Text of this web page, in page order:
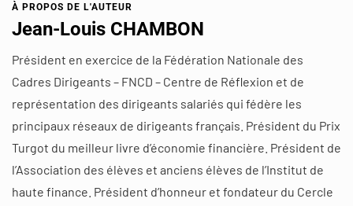
À PROPOS DE L'AUTEUR
Jean-Louis CHAMBON
Président en exercice de la Fédération Nationale des
Cadres Dirigeants – FNCD – Centre de Réflexion et de
représentation des dirigeants salariés qui fédère les
principaux réseaux de dirigeants français. Président du Prix
Turgot du meilleur livre d’économie financière. Président de
l’Association des élèves et anciens élèves de l’Institut de
haute finance. Président d’honneur et fondateur du Cercle